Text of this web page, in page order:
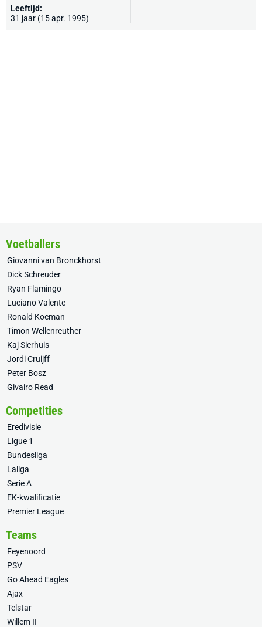
Leeftijd:
31 jaar (15 apr. 1995)
Voetballers
Giovanni van Bronckhorst
Dick Schreuder
Ryan Flamingo
Luciano Valente
Ronald Koeman
Timon Wellenreuther
Kaj Sierhuis
Jordi Cruijff
Peter Bosz
Givairo Read
Competities
Eredivisie
Ligue 1
Bundesliga
Laliga
Serie A
EK-kwalificatie
Premier League
Teams
Feyenoord
PSV
Go Ahead Eagles
Ajax
Telstar
Willem II